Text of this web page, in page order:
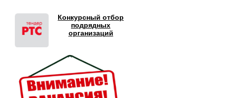
Конкурсный отбор
подрядных
организаций